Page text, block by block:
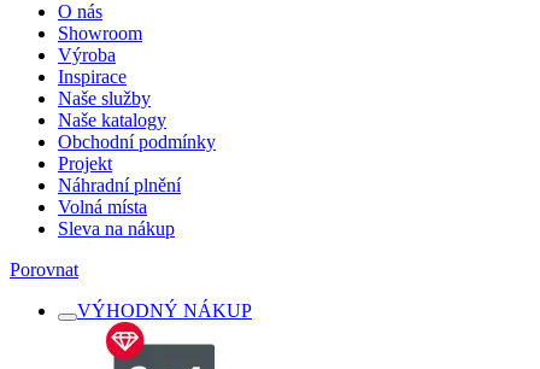
O nás
Showroom
Výroba
Inspirace
Naše služby
Naše katalogy
Obchodní podmínky
Projekt
Náhradní plnění
Volná místa
Sleva na nákup
Porovnat
VÝHODNÝ NÁKUP